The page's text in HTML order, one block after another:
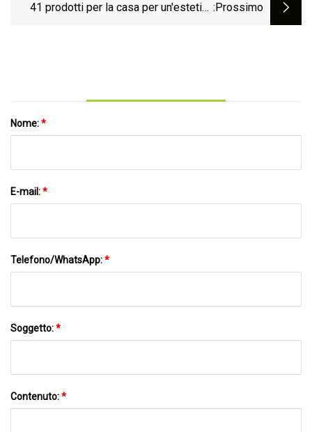
41 prodotti per la casa per un'estetica :Prossimo
Nome:*
E-mail:*
Telefono/WhatsApp:*
Soggetto:*
Contenuto:*